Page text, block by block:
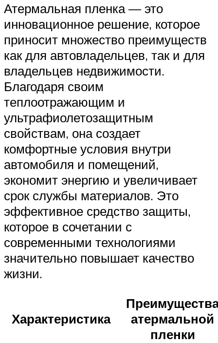
Атермальная пленка — это
инновационное решение, которое
приносит множество преимуществ
как для автовладельцев, так и для
владельцев недвижимости.
Благодаря своим
теплоотражающим и
ультрафиолетозащитным
свойствам, она создает
комфортные условия внутри
автомобиля и помещений,
экономит энергию и увеличивает
срок службы материалов. Это
эффективное средство защиты,
которое в сочетании с
современными технологиями
значительно повышает качество
жизни.
Характеристика
атермальной
пленки